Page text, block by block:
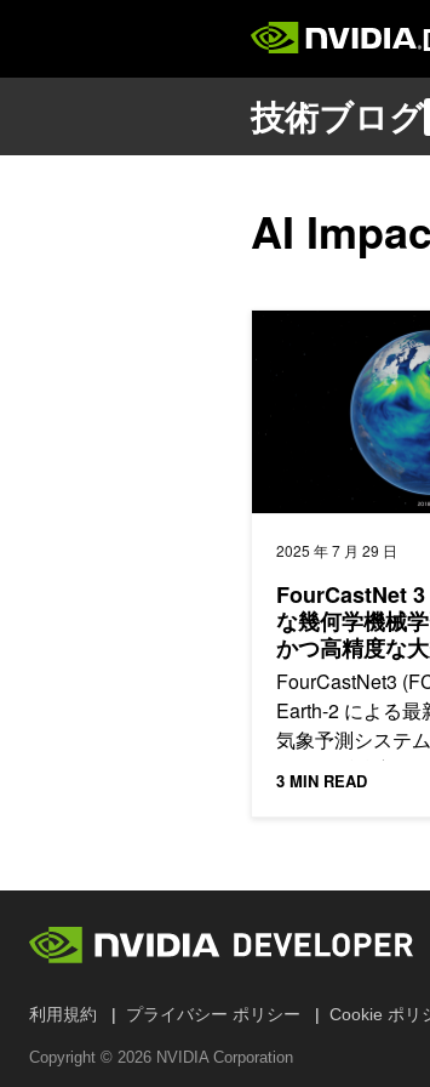
AI
2025 年 7 月 29 日
FourCastNet
な幾何学機械
かつ高精度な
ル気象予測を
FourCastNet3
Earth-2 による
気象予測システ
ける予測精度は
3 MIN READ
FourCastNet 3 がス
利用規約 プライバシー ポリシー Cookie ポリ
Copyright © 2026 NVIDIA Corporation